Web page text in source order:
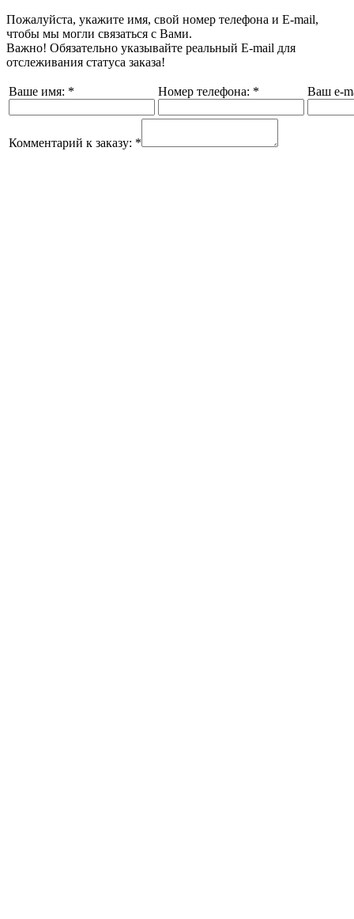
Пожалуйста, укажите имя, свой номер телефона и E-mail,
чтобы мы могли связаться с Вами.
Важно! Обязательно указывайте реальный E-mail для
отслеживания статуса заказа!
Ваше имя: * Номер телефона: * Ваш e-
Комментарий к заказу: *